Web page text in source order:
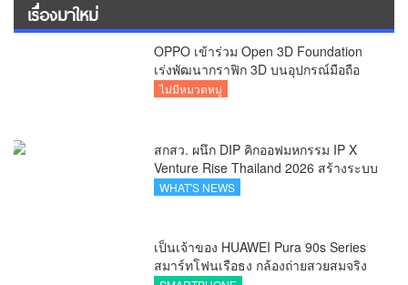
เรื่องมาใหม่
OPPO เข้าร่วม Open 3D Foundation
เร่งพัฒนากราฟิก 3D บนอุปกรณ์มือถือ
ไม่มีหมวดหมู่
สกสว. ผนึก DIP คิกออฟมหกรรม IP X
Venture Rise Thailand 2026 สร้างระบบ
นิเวศเชื่อมทรัพย์สินทางปัญญาผ่าน
WHAT'S NEWS
เป็นเจ้าของ HUAWEI Pura 90s Series
สมาร์ทโฟนเรือธง กล้องถ่ายสวยสมจริง